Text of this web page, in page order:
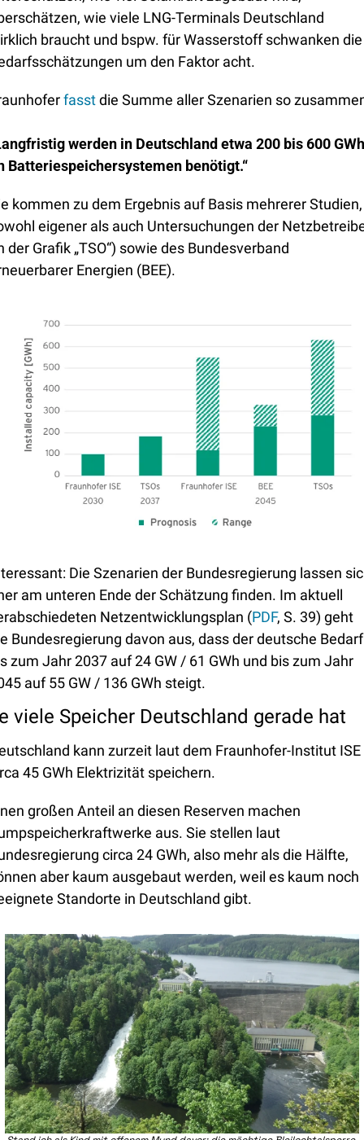
wie viele LNG-Terminals Deutschland
braucht und bspw. für Wasserstoff schwanken die
um den Faktor acht.
fasst die Summe aller Szenarien so
werden in Deutschland etwa 200 bis 600 GWh
Batteriespeichersystemen benötigt.“
kommen zu dem Ergebnis auf Basis mehrerer Studien,
eigener als auch Untersuchungen der
der Grafik „TSO“) sowie des Bundesverband
Energien (BEE).
Die Szenarien der Bundesregierung lassen
am unteren Ende der Schätzung finden. Im aktuell
Netzentwicklungsplan (PDF, S. 39) geht
Bundesregierung davon aus, dass der deutsche Bedarf
zum Jahr 2037 auf 24 GW / 61 GWh und bis zum Jahr
auf 55 GW / 136 GWh steigt.
viele Speicher Deutschland gerade hat
kann zurzeit laut dem Fraunhofer-Institut ISE
45 GWh Elektrizität speichern.
großen Anteil an diesen Reserven machen
aus. Sie stellen laut
circa 24 GWh, also mehr als die Hälfte,
aber kaum ausgebaut werden, weil es kaum noch
Standorte in Deutschland gibt.